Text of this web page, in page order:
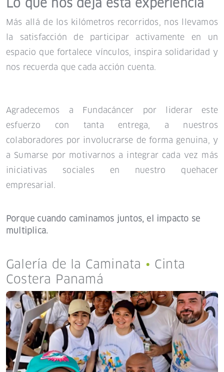
Lo que nos deja esta experiencia
Más allá de los kilómetros recorridos, nos llevamos
la satisfacción de participar activamente en un
espacio que fortalece vínculos, inspira solidaridad y
nos recuerda que cada acción cuenta.
Agradecemos a Fundacáncer por liderar este
esfuerzo con tanta entrega, a nuestros
colaboradores por involucrarse de forma genuina, y
a Sumarse por motivarnos a integrar cada vez más
iniciativas sociales en nuestro quehacer
empresarial.
Porque cuando caminamos juntos, el impacto se
multiplica.
Galería de la Caminata • Cinta
Costera Panamá